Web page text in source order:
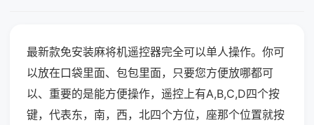
最新款免安装麻将机遥控器完全可以单人操作。你可
以放在口袋里面、包包里面，只要您方便放哪都可
以、重要的是能方便操作，遥控上有A,B,C,D四个按
键，代表东，南，西，北四个方位，座那个位置就按